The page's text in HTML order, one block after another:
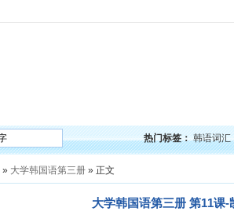
热门标签： 韩语词汇
» 大学韩国语第三册 » 正文
大学韩国语第三册 第11课-